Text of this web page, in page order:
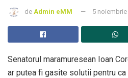
de Admin eMM 5
Senatorul maramuresean Ioan
ar putea fi gasite solutii pentru